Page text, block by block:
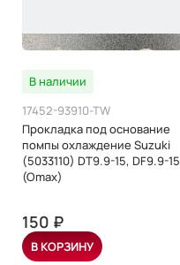
В наличии
17452-93910-TW
Прокладка под основание
помпы охлаждение Suzuki
(5033110) DT9.9-15, DF9.9-15
(Omax)
150 ₽
В КОРЗИНУ